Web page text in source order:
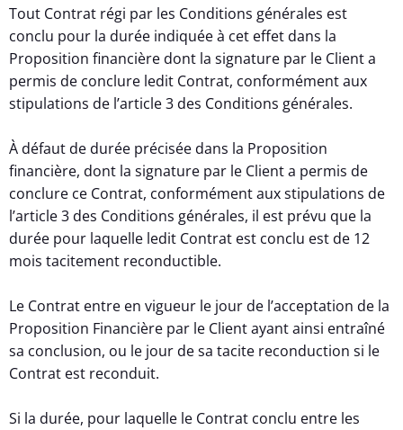
Tout Contrat régi par les Conditions générales est
conclu pour la durée indiquée à cet effet dans la
Proposition financière dont la signature par le Client a
permis de conclure ledit Contrat, conformément aux
stipulations de l’article 3 des Conditions générales.
À défaut de durée précisée dans la Proposition
financière, dont la signature par le Client a permis de
conclure ce Contrat, conformément aux stipulations de
l’article 3 des Conditions générales, il est prévu que la
durée pour laquelle ledit Contrat est conclu est de 12
mois tacitement reconductible.
Le Contrat entre en vigueur le jour de l’acceptation de la
Proposition Financière par le Client ayant ainsi entraîné
sa conclusion, ou le jour de sa tacite reconduction si le
Contrat est reconduit.
Si la durée, pour laquelle le Contrat conclu entre les